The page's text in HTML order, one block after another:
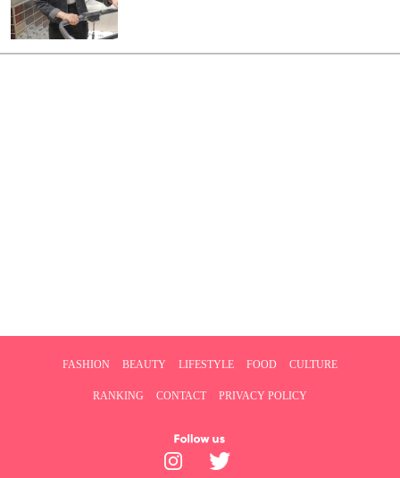
FASHION BEAUTY LIFESTYLE FOOD CULTURE
RANKING CONTACT PRIVACY POLICY